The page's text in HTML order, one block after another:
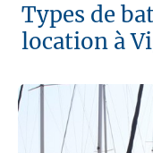
Types de
location à